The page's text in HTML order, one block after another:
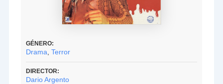
GÉNERO:
Drama ,Terror
DIRECTOR:
Dario Argento